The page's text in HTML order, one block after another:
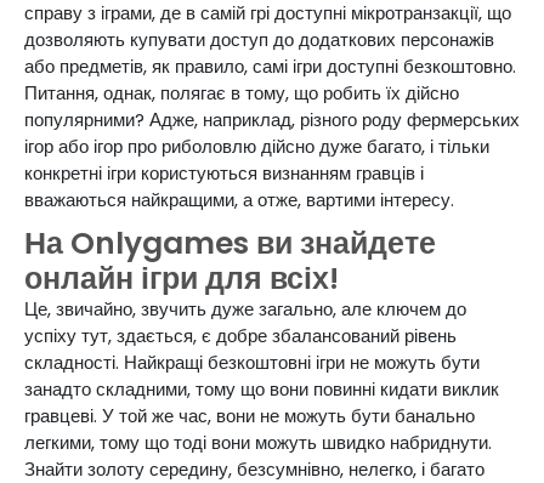
справу з іграми, де в самій грі доступні мікротранзакції, що
дозволяють купувати доступ до додаткових персонажів
або предметів, як правило, самі ігри доступні безкоштовно.
Питання, однак, полягає в тому, що робить їх дійсно
популярними? Адже, наприклад, різного роду фермерських
ігор або ігор про риболовлю дійсно дуже багато, і тільки
конкретні ігри користуються визнанням гравців і
вважаються найкращими, а отже, вартими інтересу.
На Onlygames ви знайдете
онлайн ігри для всіх!
Це, звичайно, звучить дуже загально, але ключем до
успіху тут, здається, є добре збалансований рівень
складності. Найкращі безкоштовні ігри не можуть бути
занадто складними, тому що вони повинні кидати виклик
гравцеві. У той же час, вони не можуть бути банально
легкими, тому що тоді вони можуть швидко набриднути.
Знайти золоту середину, безсумнівно, нелегко, і багато